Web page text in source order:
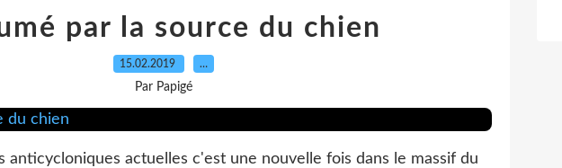
par la source du chien
15.02.2019 …
Par Papigé
anticycloniques actuelles c'est une nouvelle fois dans le massif du